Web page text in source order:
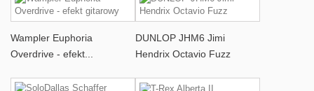
Wampler Euphoria
Overdrive - efekt...
DUNLOP JHM6 Jimi
Hendrix Octavio Fuzz